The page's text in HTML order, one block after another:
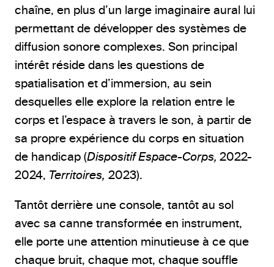
chaîne, en plus d’un large imaginaire aural lui
permettant de développer des systèmes de
diffusion sonore complexes. Son principal
intérêt réside dans les questions de
spatialisation et d’immersion, au sein
desquelles elle explore la relation entre le
corps et l’espace à travers le son, à partir de
sa propre expérience du corps en situation
de handicap (Dispositif Espace-Corps, 2022-
2024, Territoires, 2023).
Tantôt derrière une console, tantôt au sol
avec sa canne transformée en instrument,
elle porte une attention minutieuse à ce que
chaque bruit, chaque mot, chaque souffle